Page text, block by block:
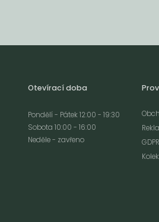
Otevírací doba
Pondělí - Pátek 12:00 - 19:30
Sobota 10:00 - 16:00
Neděle - zavřeno
GDPR
reklam a analýze